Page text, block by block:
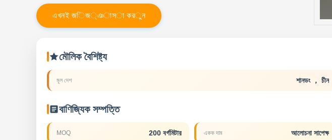
এখনই জিজ্ঞাসা করুন
মৌলিক বৈশিষ্ট্য
মূল দেশ শানডং ， চীন
বাণিজ্যিক সম্পত্তি
MOQ 200 বর্গমিটার একক দাম আলোচনা সাপেক্ষ